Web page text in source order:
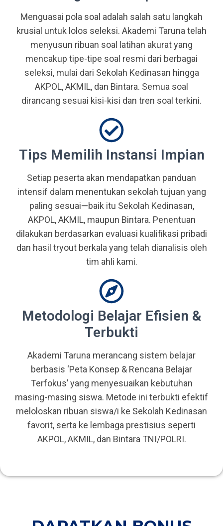
Menguasai pola soal adalah salah satu langkah
krusial untuk lolos seleksi. Akademi Taruna telah
menyusun ribuan soal latihan akurat yang
mencakup tipe-tipe soal resmi dari berbagai
seleksi, mulai dari Sekolah Kedinasan hingga
AKPOL, AKMIL, dan Bintara. Semua soal
dirancang sesuai kisi-kisi dan tren soal terkini.
Tips Memilih Instansi Impian
Setiap peserta akan mendapatkan panduan
intensif dalam menentukan sekolah tujuan yang
paling sesuai—baik itu Sekolah Kedinasan,
AKPOL, AKMIL, maupun Bintara. Penentuan
dilakukan berdasarkan evaluasi kualifikasi pribadi
dan hasil tryout berkala yang telah dianalisis oleh
tim ahli kami.
Metodologi Belajar Efisien &
Terbukti
Akademi Taruna merancang sistem belajar
berbasis ‘Peta Konsep & Rencana Belajar
Terfokus’ yang menyesuaikan kebutuhan
masing-masing siswa. Metode ini terbukti efektif
meloloskan ribuan siswa/i ke Sekolah Kedinasan
favorit, serta ke lembaga prestisius seperti
AKPOL, AKMIL, dan Bintara TNI/POLRI.